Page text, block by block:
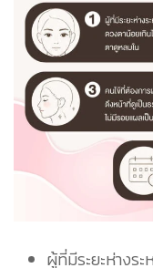
ผู้ที่มีระยะห่างร